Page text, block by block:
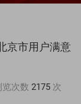
京市用户满意
览次数 2175次